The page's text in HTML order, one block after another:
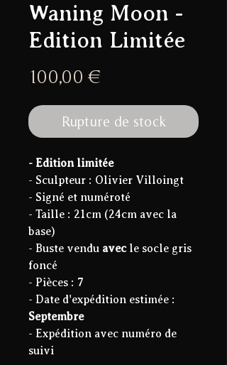
Waning Moon -
Edition Limitée
100,00 €
Rupture de stock
- Edition limitée
- Sculpteur : Olivier Villoingt
- Signé et numéroté
- Taille : 21cm (24cm avec la
base)
- Buste vendu avec le socle gris
foncé
- Pièces : 7
- Date d'expédition estimée :
Septembre
- Expédition avec numéro de
suivi